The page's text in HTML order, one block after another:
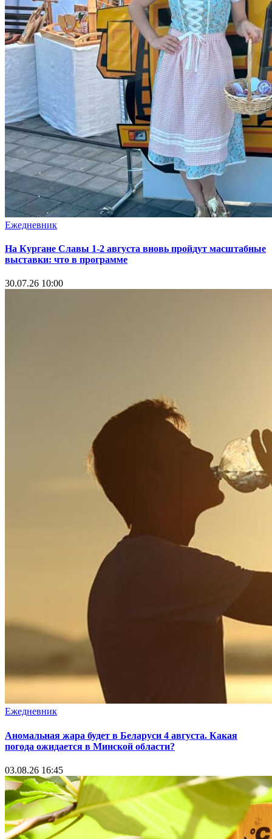
Ежедневник
На Кургане Славы 1-2 августа вновь пройдут масштабные
выставки: что в программе
30.07.26 10:00
Ежедневник
Аномальная жара будет в Беларуси 4 августа. Какая
погода ожидается в Минской области?
03.08.26 16:45